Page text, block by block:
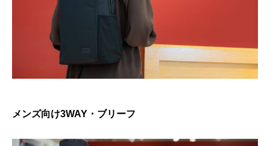
メンズ向け3WAY・ブリーフ